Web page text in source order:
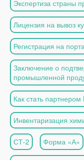
Экспертиза страны
Лицензия на вывоз
Регистрация на
Заключение о
промышленной
Как стать
Инвентаризация
СТ-2 Форма «А»